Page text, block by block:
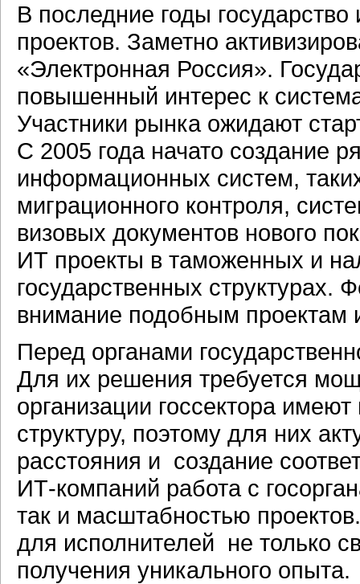
В последние годы
проектов. Заметно
«Электронная Россия».
повышенный интерес к
Участники рынка ожидают
С 2005 года начато создание
информационных систем,
миграционного контроля,
визовых документов нового
ИТ проекты в таможенных и
государственных
внимание подобным проектам
Перед органами
Для их решения требуется
организации госсектора
структуру, поэтому для них
расстояния и создание
ИТ-компаний работа с
так и масштабностью
для исполнителей не только
получения уникального опыта.